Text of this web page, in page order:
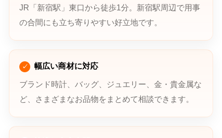
JR「新宿駅」東口から徒歩1分。新宿駅周辺で用事
の合間にも立ち寄りやすい好立地です。
幅広い商材に対応
ブランド時計、バッグ、ジュエリー、金・貴金属な
ど、さまざまなお品物をまとめて相談できます。